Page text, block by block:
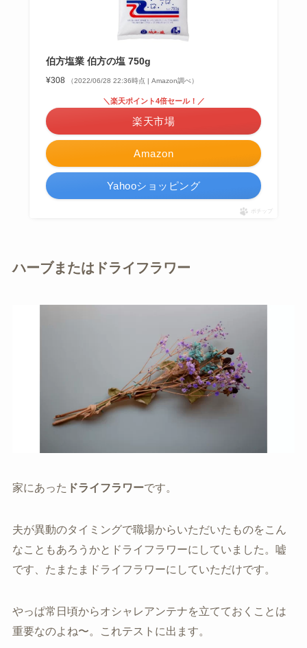
伯方塩業 伯方の塩 750g
¥308 （2022/06/28 22:36時点 | Amazon調べ）
Amazon
＼楽天ポイント4倍セール！／
楽天市場
Yahooショッピング
ポチップ
ハーブまたはドライフラワー
家にあった ドライフラワーです。
夫が異動のタイミングで職場からいただいたものをこん
なこともあろうかとドライフラワーにしていました。嘘
です、たまたまドライフラワーにしていただけです。
やっぱ常日頃からオシャレアンテナを立てておくことは
重要なのよね〜。これテストに出ます。